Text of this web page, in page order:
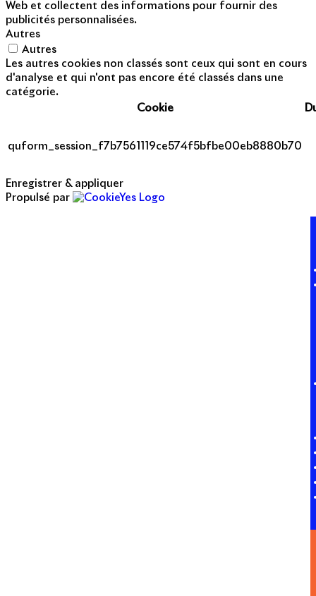
Web et collectent des informations pour fournir des
publicités personnalisées.
Autres
Autres
Les autres cookies non classés sont ceux qui sont en cours
d'analyse et qui n'ont pas encore été classés dans une
catégorie.
Cookie
quform_session_f7b7561119ce574f5bfbe00eb8880b70
Enregistrer & appliquer
Propulsé par